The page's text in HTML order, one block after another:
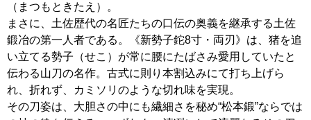
（まつもときたえ）。
まさに、土佐歴代の名匠たちの口伝の奥義を継承する土佐
鍛冶の第一人者である。《新勢子鉈8寸・両刃》は、猪を追
い立てる勢子（せこ）が常に腰にたばさみ愛用していたと
伝わる山刀の名作。古式に則り本割込みにて打ち上げら
れ、折れず、カミソリのような切れ味を実現。
その刀姿は、大胆さの中にも繊細さを秘め“松本鍛”ならでは